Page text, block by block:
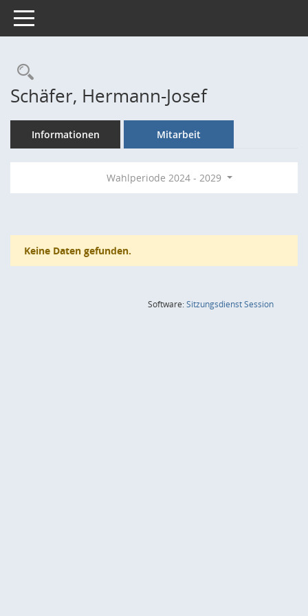
Toggle navigation
Rechercheauswahl
Schäfer, Hermann-Josef
Informationen Mitarbeit
Wahlperiode 2024 - 2029
Keine Daten gefunden.
Software:SitzungsdienstSession(Wird in